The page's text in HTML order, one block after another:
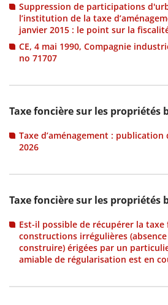
Suppression de participations
l’institution de la taxe
janvier 2015 : le point sur la
CE, 4 mai 1990, Compagnie
no 71707
Taxe foncière sur les propriétés
Taxe d’aménagement :
2026
Taxe foncière sur les propriétés
Est-il possible de récupérer la taxe
constructions irrégulières
construire) érigées par un
amiable de régularisation est en